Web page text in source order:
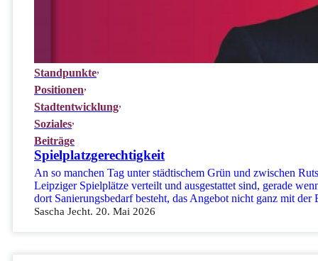
Standpunkte
Positionen
Stadtentwicklung
Soziales
Beiträge
Spielplatzgerechtigkeit
An so manchen Tag unter städtischem Grün und zwischen
Leipziger Spielplätze verteilt und ausgestattet sind, gerade
dort Sanierungsbedarf besteht, das Angebot nicht ganz mit
Sascha Jecht. 20. Mai 2026